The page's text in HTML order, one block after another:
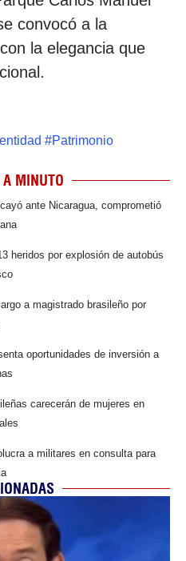
convocó a la
la elegancia que
#Patrimonio
MINUTO
ante Nicaragua, comprometió
heridos por explosión de autobús
a magistrado brasileño por
oportunidades de inversión a
carecerán de mujeres en
a militares en consulta para